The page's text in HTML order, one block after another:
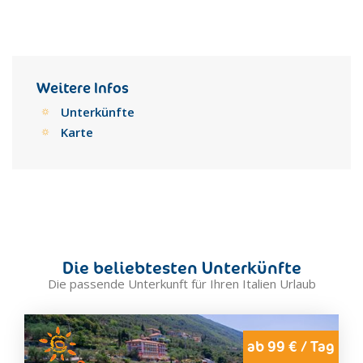
Weitere Infos
Unterkünfte
Karte
Die beliebtesten Unterkünfte
Die passende Unterkunft für Ihren Italien Urlaub
ab 99 € / Tag